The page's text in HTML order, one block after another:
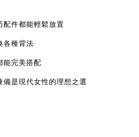
配件都能輕鬆放置
各種背法
能完美搭配
是現代女性的理想之選